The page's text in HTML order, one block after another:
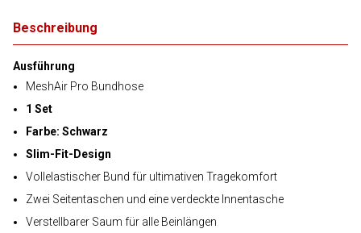
Beschreibung
Ausführung
MeshAir Pro Bundhose
1 Set
Farbe: Schwarz
Slim-Fit-Design
Vollelastischer Bund für ultimativen Tragekomfort
Zwei Seitentaschen und eine verdeckte Innentasche
Verstellbarer Saum für alle Beinlängen